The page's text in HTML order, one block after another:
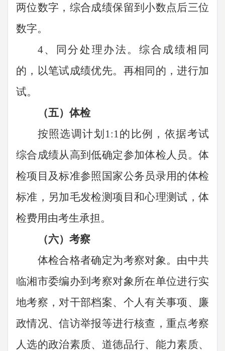
两位数字，综合成绩保留到小数点后三位
数字。
4、同分处理办法。综合成绩相同
的，以笔试成绩优先。 再相同的，进行加
试。
（五）体检
按照选调计划 1:1的比例，依据考试
综合成绩从高到低确定参加体检人员。体
检项目及标准参照国家公务员录用的体检
标准，另加毛发检测项目和心理测试，体
检费用由考生承担。
（六）考察
体检合格者确定为考察对象。由中共
临湘市委编办到考察对象所在单位进行实
地考察，对干部档案、个人有关事项、廉
政情况、信访举报等进行核查，重点考察
人选的政治素质、道德品行、能力素质、